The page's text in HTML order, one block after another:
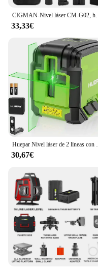
33,33€
Huepar Nivel láser de 2
30,67€